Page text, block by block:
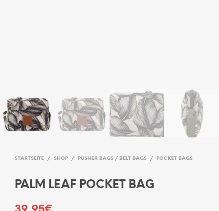
STARTSEITE / SHOP / PUSHER BAGS / BELT BAGS / POCKET BAGS
PALM LEAF POCKET BAG